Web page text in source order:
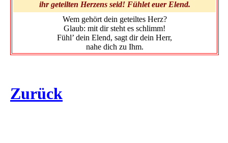
ihr geteilten Herzens seid! Fühlet euer Elend.
Wem gehört dein geteiltes Herz?
Glaub: mit dir steht es schlimm!
Fühl’ dein Elend, sagt dir dein Herr,
nahe dich zu Ihm.
Zurück